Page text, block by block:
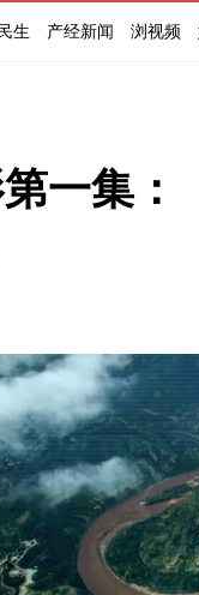
生 产经新闻 浏视频
一集